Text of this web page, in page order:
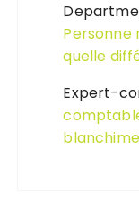
Personne
quelle
Expert-